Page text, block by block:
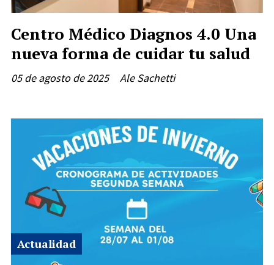
Centro Médico Diagnos 4.0 Una
nueva forma de cuidar tu salud
Ale Sachetti
05 de agosto de 2025
Actualidad